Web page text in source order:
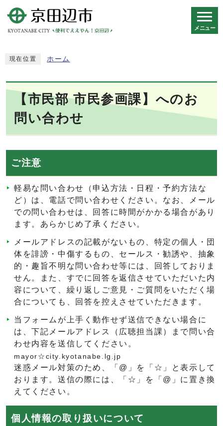
メニュー
現在位置 ホーム
【市民部 市民参画課】へのお
問い合わせ
ご注意
軽易な問い合わせ（申込方法・日程・予約方法な
ど）は、電話で問い合わせください。なお、メール
での問い合わせは、回答に時間がかかる場合があり
ます。あらかじめ了承ください。
メールアドレスの記載がないもの、特定の個人・団
体を誹謗・中傷するもの、セールス・勧誘や、抽象
的・趣旨不明な問い合わせ等には、回答しておりま
せん。また、すでに回答を返信させていただいた内
容について、繰り返しご意見・ご質問をいただく場
合についても、回答を控えさせていただきます。
当フォームが上手く動作せず送信できない場合に
は、下記メールアドレス（広聴担当課）まで問い合
わせ内容を送信してください。
mayor☆city.kyotanabe.lg.jp
迷惑メール対策のため、「@」を「☆」と表示して
おります。送信の際には、「☆」を「@」に置き換
えてください。
個人情報の取り扱いについて